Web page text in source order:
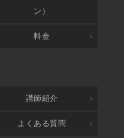
ン）
料金
講師紹介
よくある質問